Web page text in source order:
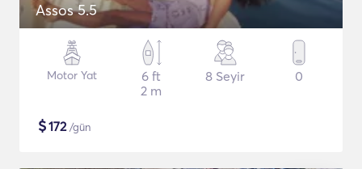
Assos 5.5
Motor Yat
6 ft
2 m
8 Seyir 0
$172/gün